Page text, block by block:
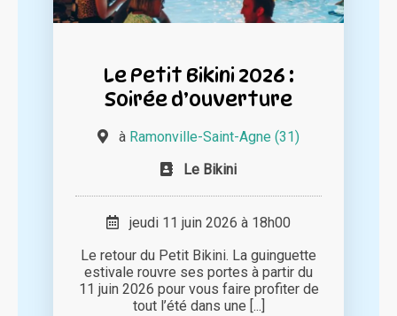
Le Petit Bikini 2026 :
Soirée d’ouverture
à Ramonville-Saint-Agne (31)
Le Bikini
jeudi 11 juin 2026 à 18h00
Le retour du Petit Bikini. La guinguette
estivale rouvre ses portes à partir du
11 juin 2026 pour vous faire profiter de
tout l’été dans une [...]